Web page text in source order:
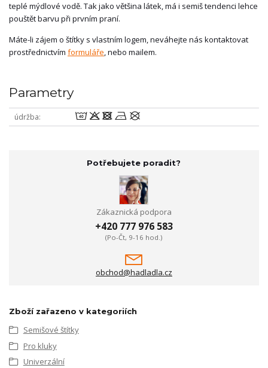
teplé mýdlové vodě. Tak jako většina látek, má i semiš tendenci lehce
pouštět barvu při prvním praní.
Máte-li zájem o štítky s vlastním logem, neváhejte nás kontaktovat
prostřednictvím formuláře, nebo mailem.
Parametry
údržba 8odnU
Potřebujete poradit?
Zákaznická podpora
+420 777 976 583
(Po-Čt, 9-16 hod.)
obchod@hadladla.cz
Zboží zařazeno v kategoriích
Semišové štítky
Pro kluky
Univerzální